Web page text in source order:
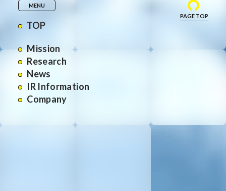
MENU
TOP
Mission
Research
News
IR Information
Company
PAGE TOP